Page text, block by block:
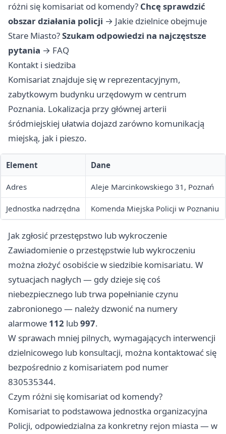
różni się komisariat od komendy? Chcę sprawdzić
obszar działania policji → Jakie dzielnice obejmuje
Stare Miasto?Szukam odpowiedzi na najczęstsze
pytania → FAQ
Kontakt i siedziba
Komisariat znajduje się w reprezentacyjnym,
zabytkowym budynku urzędowym w centrum
Poznania. Lokalizacja przy głównej arterii
śródmiejskiej ułatwia dojazd zarówno komunikacją
miejską, jak i pieszo.
Element Dane
Adres Aleje Marcinkowskiego 31, Poznań
Jednostka nadrzędna Komenda Miejska Policji w Poznaniu
Jak zgłosić przestępstwo lub wykroczenie
Zawiadomienie o przestępstwie lub wykroczeniu
można złożyć osobiście w siedzibie komisariatu. W
sytuacjach nagłych — gdy dzieje się coś
niebezpiecznego lub trwa popełnianie czynu
zabronionego — należy dzwonić na numery
alarmowe 112 lub997.
W sprawach mniej pilnych, wymagających interwencji
dzielnicowego lub konsultacji, można kontaktować się
bezpośrednio z komisariatem pod numer
830535344.
Czym różni się komisariat od komendy?
Komisariat to podstawowa jednostka organizacyjna
Policji, odpowiedzialna za konkretny rejon miasta — w